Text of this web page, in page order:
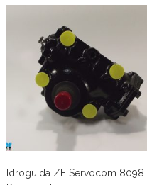
Idroguida ZF Servocom 8098